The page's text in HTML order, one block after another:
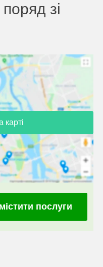
зі
карті
послуги